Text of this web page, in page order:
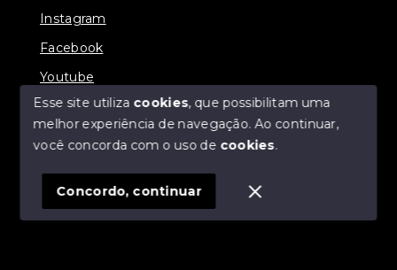
Instagram
Facebook
Youtube
© Copyright 2026 - ZPA imóveis - Todos os direitos
SITE PARA IMOBILIARIA
Esse site utiliza cookies, que possibilitam uma
melhor experiência de navegação.Ao continuar,
você concorda com o uso de cookies.
Concordo, continuar